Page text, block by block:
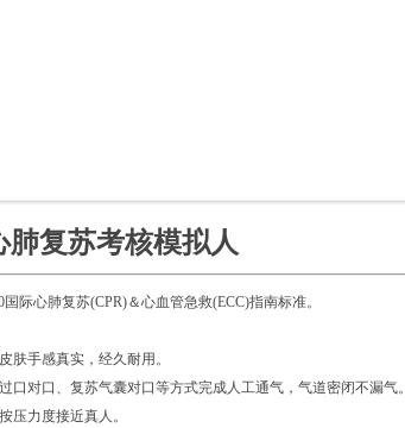
肺复苏考核模拟人
际心肺复苏(CPR)＆心血管急救(ECC)指南标准。
肤手感真实，经久耐用。
口对口、复苏气囊对口等方式完成人工通气，气道密闭不漏气。
压力度接近真人。